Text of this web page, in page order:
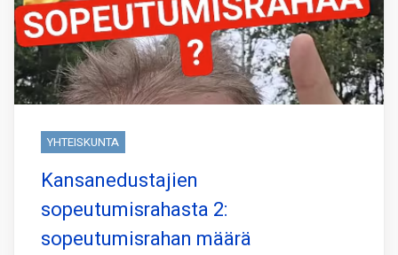
YHTEISKUNTA
Kansanedustajien
sopeutumisrahasta 2:
sopeutumisrahan määrä